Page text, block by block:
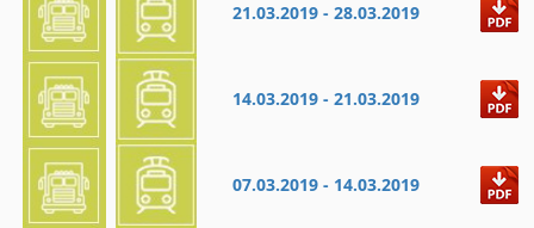
21.03.2019 - 28.03.2019
14.03.2019 - 21.03.2019
07.03.2019 - 14.03.2019